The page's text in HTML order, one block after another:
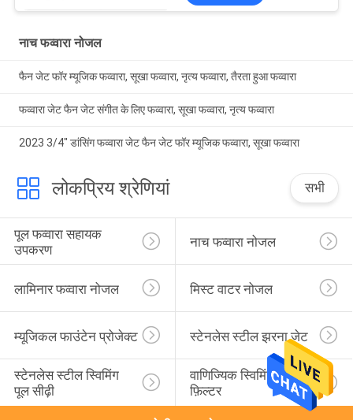
नाच फव्वारा नोजल
फैन जेट फॉर म्यूजिक फव्वारा, सूखा फव्वारा, नृत्य फव्वारा, तैरता हुआ फव्वारा
फव्वारा जेट फैन जेट संगीत के लिए फव्वारा, सूखा फव्वारा, नृत्य फव्वारा
2023 3/4" डांसिंग फव्वारा जेट फैन जेट फॉर म्यूजिक फव्वारा, सूखा फव्वारा
लोकप्रिय श्रेणियां सभी
पूल फव्वारा सहायक
उपकरण
नाच फव्वारा नोजल
लामिनार फव्वारा नोजल मिस्ट वाटर नोजल
म्यूजिकल फाउंटेन प्रोजेक्ट स्टेनलेस स्टील झरना जेट
स्टेनलेस स्टील स्विमिंग
पूल सीढ़ी
वाणिज्यिक स्विमिंग पूल रेत
फ़िल्टर